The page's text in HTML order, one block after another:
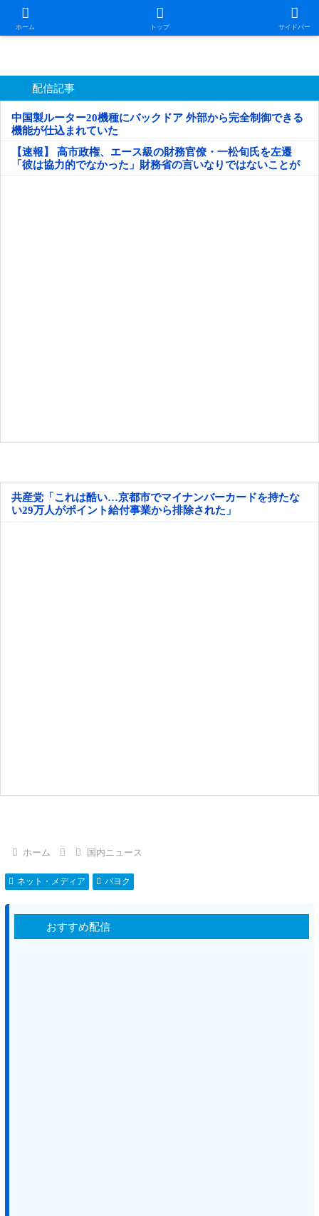
ホーム トップ サイドバー
日本第一！ニュース録
配信記事
中国製ルーター20機種にバックドア 外部から完全制御できる
機能が仕込まれていた
【速報】 高市政権、エース級の財務官僚・一松旬氏を左遷
「彼は協力的でなかった」財務省の言いなりではないことが
判明
共産党「これは酷い…京都市でマイナンバーカードを持たな
い29万人がポイント給付事業から排除された」
ホーム 国内ニュース
ネット・メディア パヨク
おすすめ配信